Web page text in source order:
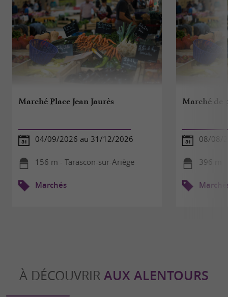
Marché Place Jean Jaurès
04/09/2026 au 31/12/2026
156 m - Tarascon-sur-Ariège
Marchés
Marché de
08/08/
396 m -
À DÉCOUVRIR AUX ALENTOURS